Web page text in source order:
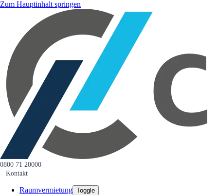
Zum Hauptinhalt springen
0800 71 20000
Kontakt
Raumvermietung Toggle